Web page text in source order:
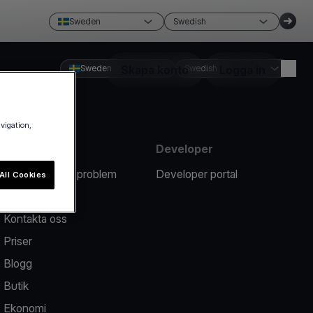
Sweden Swedish
Skapa konto
Sweden Swedish
Rapportera ett problem
Kontakta oss
Priser
Blogg
Butik
Ekonomi
Developer
Developer portal
Cookies